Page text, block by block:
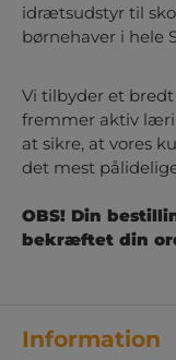
idrætsudstyr til
børnehaver i hele
Vi tilbyder et
fremmer aktiv
at sikre, at vores
det mest
OBS! Din
bekræftet din
Information